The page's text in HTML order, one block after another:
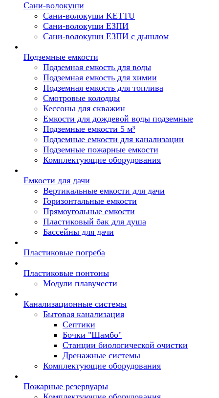
Сани-волокуши
Сани-волокуши KETTU
Сани-волокуши ЕЗПИ
Сани-волокуши ЕЗПИ с дышлом
Подземные емкости
Подземная емкость для воды
Подземная емкость для химии
Подземная емкость для топлива
Смотровые колодцы
Кессоны для скважин
Емкости для дождевой воды подземные
Подземные емкости 5 м³
Подземные емкости для канализации
Подземные пожарные емкости
Комплектующие оборудования
Емкости для дачи
Вертикальные емкости для дачи
Горизонтальные емкости
Прямоугольные емкости
Пластиковый бак для душа
Бассейны для дачи
Пластиковые погреба
Пластиковые понтоны
Модули плавучести
Канализационные системы
Бытовая канализация
Септики
Бочки "Шамбо"
Станции биологической очистки
Дренажные системы
Комплектующие оборудования
Пожарные резервуары